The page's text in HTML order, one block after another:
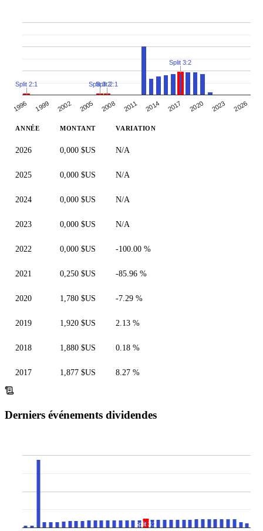
1996 1999 2002 2005 2008 2011 2014 2017 2020 2023 2026
Split 2:1 Split 3:2
Split 2:1
Split 3:2
ANNÉE MONTANT VARIATION
2026 0,000 $US N/A
2025 0,000 $US N/A
2024 0,000 $US N/A
2023 0,000 $US N/A
2022 0,000 $US -100.00 %
2021 0,250 $US -85.96 %
2020 1,780 $US -7.29 %
2019 1,920 $US 2.13 %
2018 1,880 $US 0.18 %
2017 1,877 $US 8.27 %
Derniers événements dividendes
Split 3:2